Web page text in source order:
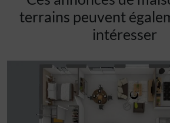
terrains peuvent
intéresser